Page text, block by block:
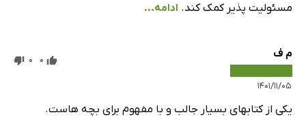
مسئولیت پذیر کمک کند. ادامه...
م ف
۱۴۰۱/۱۱/۰۵
0
0
یکی از کتابهای بسیار جالب و با مفهوم برای بچه هاست.